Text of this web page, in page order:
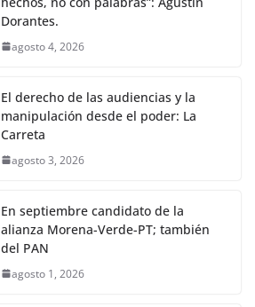
Dorantes.
agosto 4, 2026
El derecho de las audiencias y la
manipulación desde el poder: La
Carreta
agosto 3, 2026
En septiembre candidato de la
alianza Morena-Verde-PT; también
del PAN
agosto 1, 2026